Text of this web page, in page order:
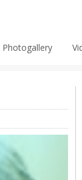
Photogallery